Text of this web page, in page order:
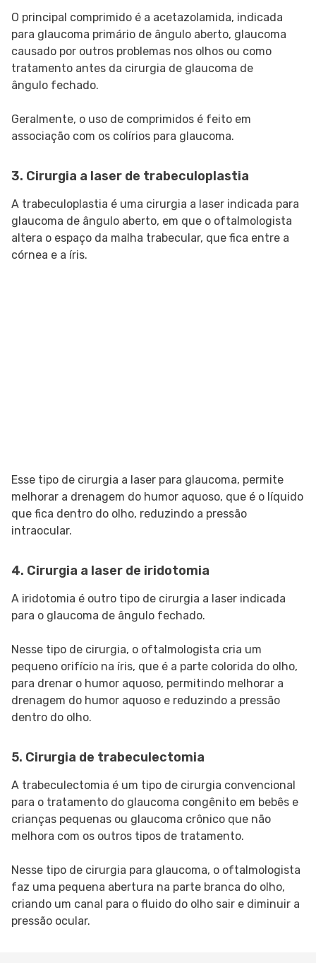
O principal comprimido é a acetazolamida, indicada
para glaucoma primário de ângulo aberto, glaucoma
causado por outros problemas nos olhos ou como
tratamento antes da cirurgia de glaucoma de
ângulo fechado.
Geralmente, o uso de comprimidos é feito em
associação com os colírios para glaucoma.
3. Cirurgia a laser de trabeculoplastia
A trabeculoplastia é uma cirurgia a laser indicada para
glaucoma de ângulo aberto, em que o oftalmologista
altera o espaço da malha trabecular, que fica entre a
córnea e a íris.
Esse tipo de cirurgia a laser para glaucoma, permite
melhorar a drenagem do humor aquoso, que é o líquido
que fica dentro do olho, reduzindo a pressão
intraocular.
4. Cirurgia a laser de iridotomia
A iridotomia é outro tipo de cirurgia a laser indicada
para o glaucoma de ângulo fechado.
Nesse tipo de cirurgia, o oftalmologista cria um
pequeno orifício na íris, que é a parte colorida do olho,
para drenar o humor aquoso, permitindo melhorar a
drenagem do humor aquoso e reduzindo a pressão
dentro do olho.
5. Cirurgia de trabeculectomia
A trabeculectomia é um tipo de cirurgia convencional
para o tratamento do glaucoma congênito em bebês e
crianças pequenas ou glaucoma crônico que não
melhora com os outros tipos de tratamento.
Nesse tipo de cirurgia para glaucoma, o oftalmologista
faz uma pequena abertura na parte branca do olho,
criando um canal para o fluido do olho sair e diminuir a
pressão ocular.